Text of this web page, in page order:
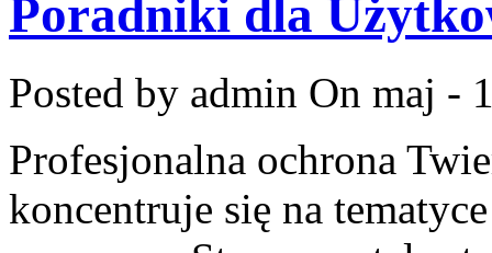
Poradniki dla
Posted by admin On maj -
Profesjonalna ochrona
koncentruje się na